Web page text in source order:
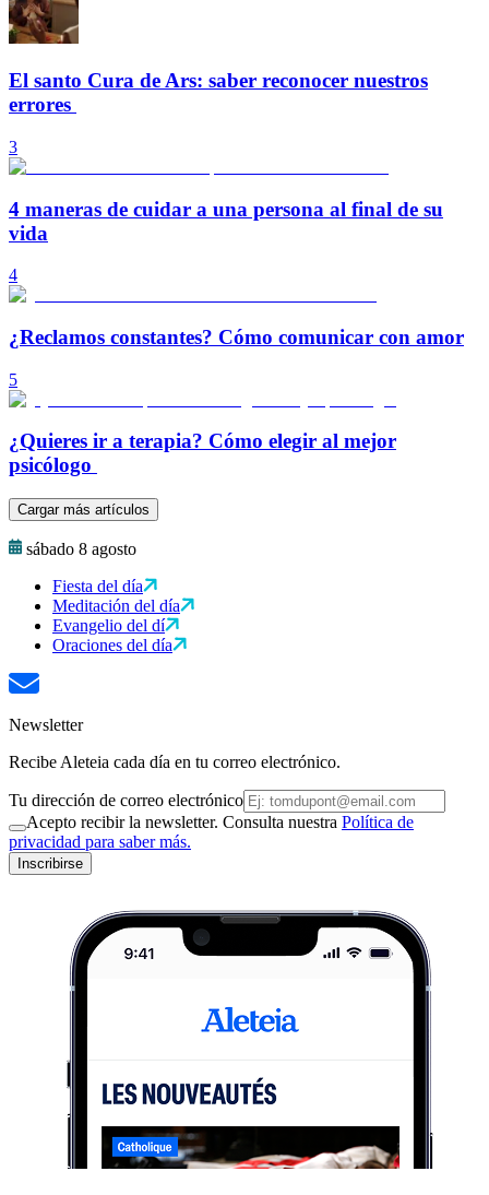
El santo Cura de Ars: saber reconocer nuestros
errores
3
4 maneras de cuidar a una persona al final de su
vida
4
¿Reclamos constantes? Cómo comunicar con amor
5
¿Quieres ir a terapia? Cómo elegir al mejor
psicólogo
Cargar más artículos
sábado 8 agosto
Fiesta del día
Meditación del día
Evangelio del dí
Oraciones del día
Newsletter
Recibe Aleteia cada día en tu correo electrónico.
Tu dirección de correo electrónico
Acepto recibir la newsletter. Consulta nuestra Política de
privacidad para saber más.
Inscribirse